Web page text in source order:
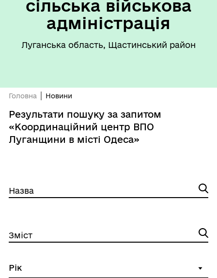
сільська військова
адміністрація
Луганська область, Щастинський район
Головна Новини
Результати пошуку за запитом
«Координаційний центр ВПО
Луганщини в місті Одеса»
Назва
Зміст